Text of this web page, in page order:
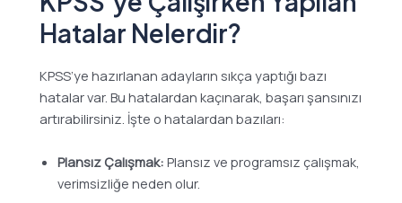
Hatalar Nelerdir?
KPSS’ye hazırlanan adayların sıkça yaptığı bazı
hatalar var. Bu hatalardan kaçınarak, başarı şansınızı
artırabilirsiniz. İşte o hatalardan bazıları:
Plansız Çalışmak: Plansız ve programsız çalışmak,
verimsizliğe neden olur.